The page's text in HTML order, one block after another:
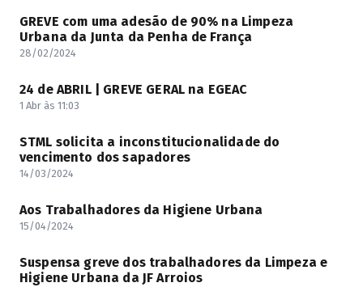
GREVE com uma adesão de 90% na Limpeza
Urbana da Junta da Penha de França
28/02/2024
24 de ABRIL | GREVE GERAL na EGEAC
1 Abr às 11:03
STML solicita a inconstitucionalidade do
vencimento dos sapadores
14/03/2024
Aos Trabalhadores da Higiene Urbana
15/04/2024
Suspensa greve dos trabalhadores da Limpeza e
Higiene Urbana da JF Arroios